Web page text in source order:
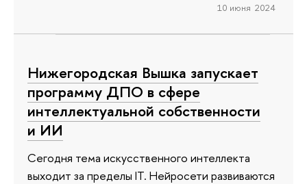
10 июня 2024
Нижегородская Вышка запускает
программу ДПО в сфере
интеллектуальной собственности
и ИИ
Сегодня тема искусственного интеллекта
выходит за пределы IT. Нейросети развиваются